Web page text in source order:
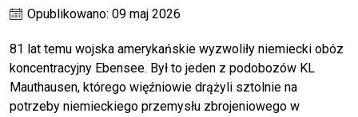
Opublikowano: 09 maj 2026
81 lat temu wojska amerykańskie wyzwoliły niemiecki obóz
koncentracyjny Ebensee. Był to jeden z podobozów KL
Mauthausen, którego więźniowie drążyli sztolnie na
potrzeby niemieckiego przemysłu zbrojeniowego w